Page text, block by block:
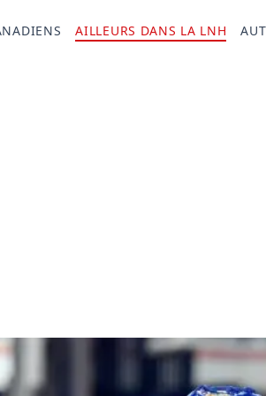
AILLEURS DANS LA LNH